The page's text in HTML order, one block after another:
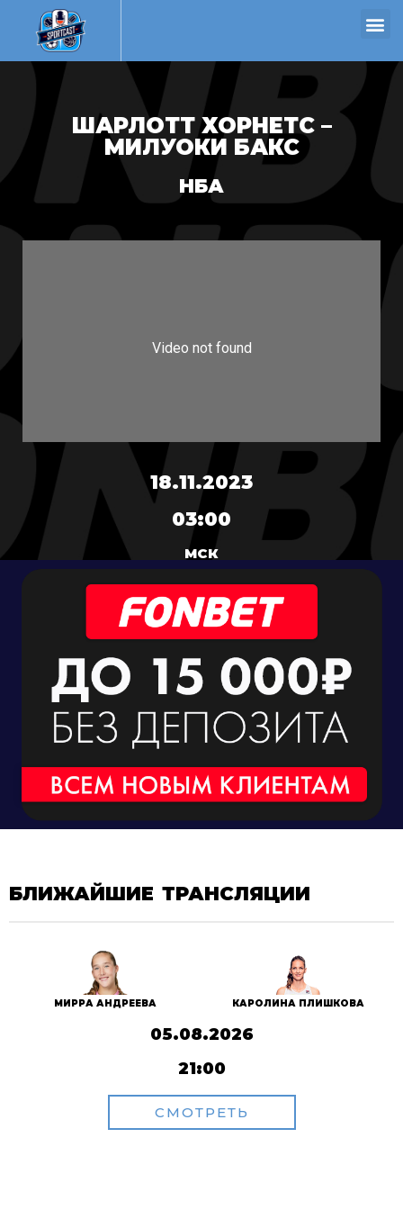
ШАРЛОТТ ХОРНЕТС –
МИЛУОКИ БАКС
НБА
18.11.2023
03:00
МСК
БЛИЖАЙШИЕ ТРАНСЛЯЦИИ
МИРРА АНДРЕЕВА КАРОЛИНА ПЛИШКОВА
05.08.2026
21:00
СМОТРЕТЬ